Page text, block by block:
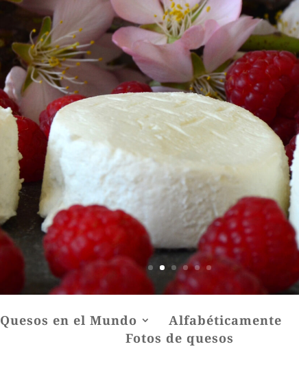
Mundoquesos
Quesos en el Mundo Alfabéticamente
Fotos de quesos